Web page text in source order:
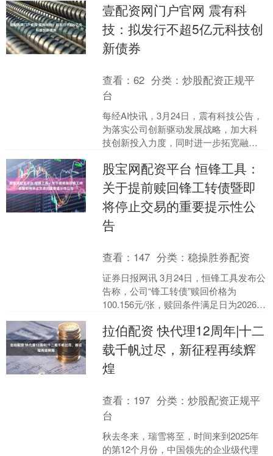
常，本次兑付....
壹配资网门户官网 震有科
技：拟发行不超5亿元科技创
新债券
查看：62 分类：炒股配资正规平
台
每经AI快讯，3月24日，震有科技公告，
为落实公司创新驱动发展战略，加大科
技创新投入力度，同时进一步拓宽融资
行间市场交易商协会....
股宝网配资平台 恒锋工具：
关于提前赎回锋工转债暨即
将停止交易的重要提示性公
告
查看： 147 分类：稳操胜券配资
证券日报网讯 3月24日，恒锋工具发布公
告称，公司“锋工转债”赎回价格为
100.156元/张，赎回条件满足日为2026年
拉伯配资 快代理12周年|十二
载千帆过尽，新征程再续辉
煌
查看： 197 分类：炒股配资正规平
台
秋去冬来，瑞雪将至，时间来到2025年
的第12个月份，中国领先的企业级代理